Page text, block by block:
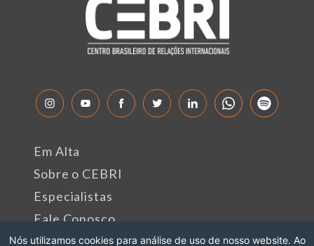
Em Alta
Sobre o CEBRI
Especialistas
Fale Conosco
Nós utilizamos cookies para análise de uso de nosso website. Ao